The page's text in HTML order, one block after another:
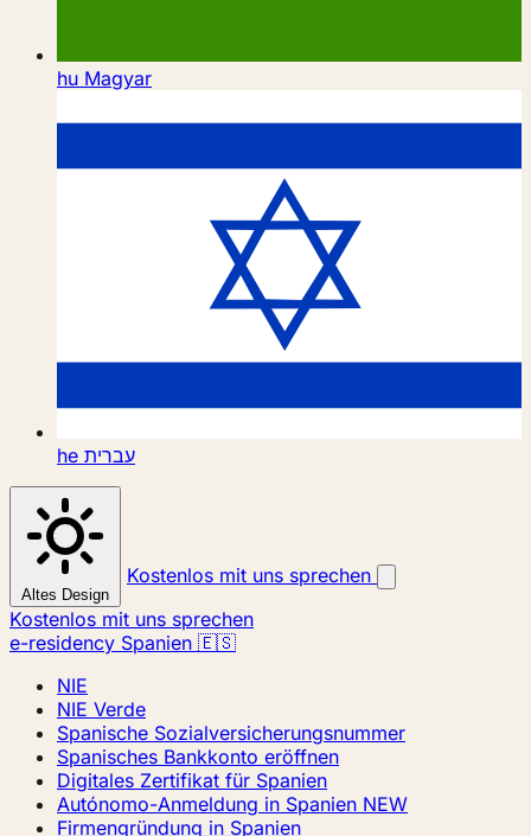
hu Magyar
he עברית
Altes Design
Kostenlos mit uns sprechen
Kostenlos mit uns sprechen
e-residency Spanien 🇪🇸
NIE
NIE Verde
Spanische Sozialversicherungsnummer
Spanisches Bankkonto eröffnen
Digitales Zertifikat für Spanien
Autónomo-Anmeldung in Spanien NEW
Firmengründung in Spanien